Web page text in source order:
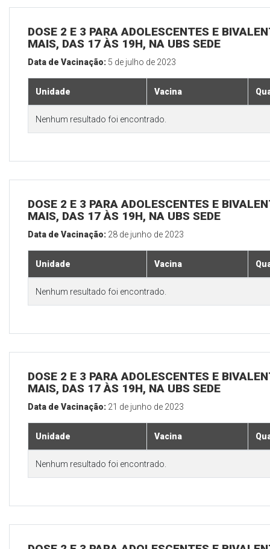
DOSE 2 E 3 PARA ADOLESCENTES E
MAIS, DAS 17 ÀS 19H, NA UBS SEDE
Data de Vacinação: 5 de julho de 2023
Unidade Vacina
Nenhum resultado foi encontrado.
DOSE 2 E 3 PARA ADOLESCENTES E
MAIS, DAS 17 ÀS 19H, NA UBS SEDE
Data de Vacinação: 28 de junho de 2023
Unidade Vacina
Nenhum resultado foi encontrado.
DOSE 2 E 3 PARA ADOLESCENTES E
MAIS, DAS 17 ÀS 19H, NA UBS SEDE
Data de Vacinação: 21 de junho de 2023
Unidade Vacina
Nenhum resultado foi encontrado.